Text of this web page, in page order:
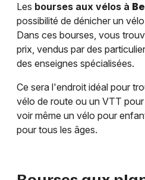
Les bourses aux vélos à
possibilité de dénicher un
Dans ces bourses, vous
prix, vendus par des
des enseignes spécialisées.
Ce sera l'endroit idéal pour
vélo de route ou un VTT
voir même un vélo pour
pour tous les âges.